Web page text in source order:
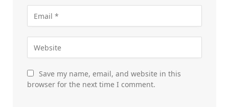
Save my name, email, and website in this
browser for the next time I comment.